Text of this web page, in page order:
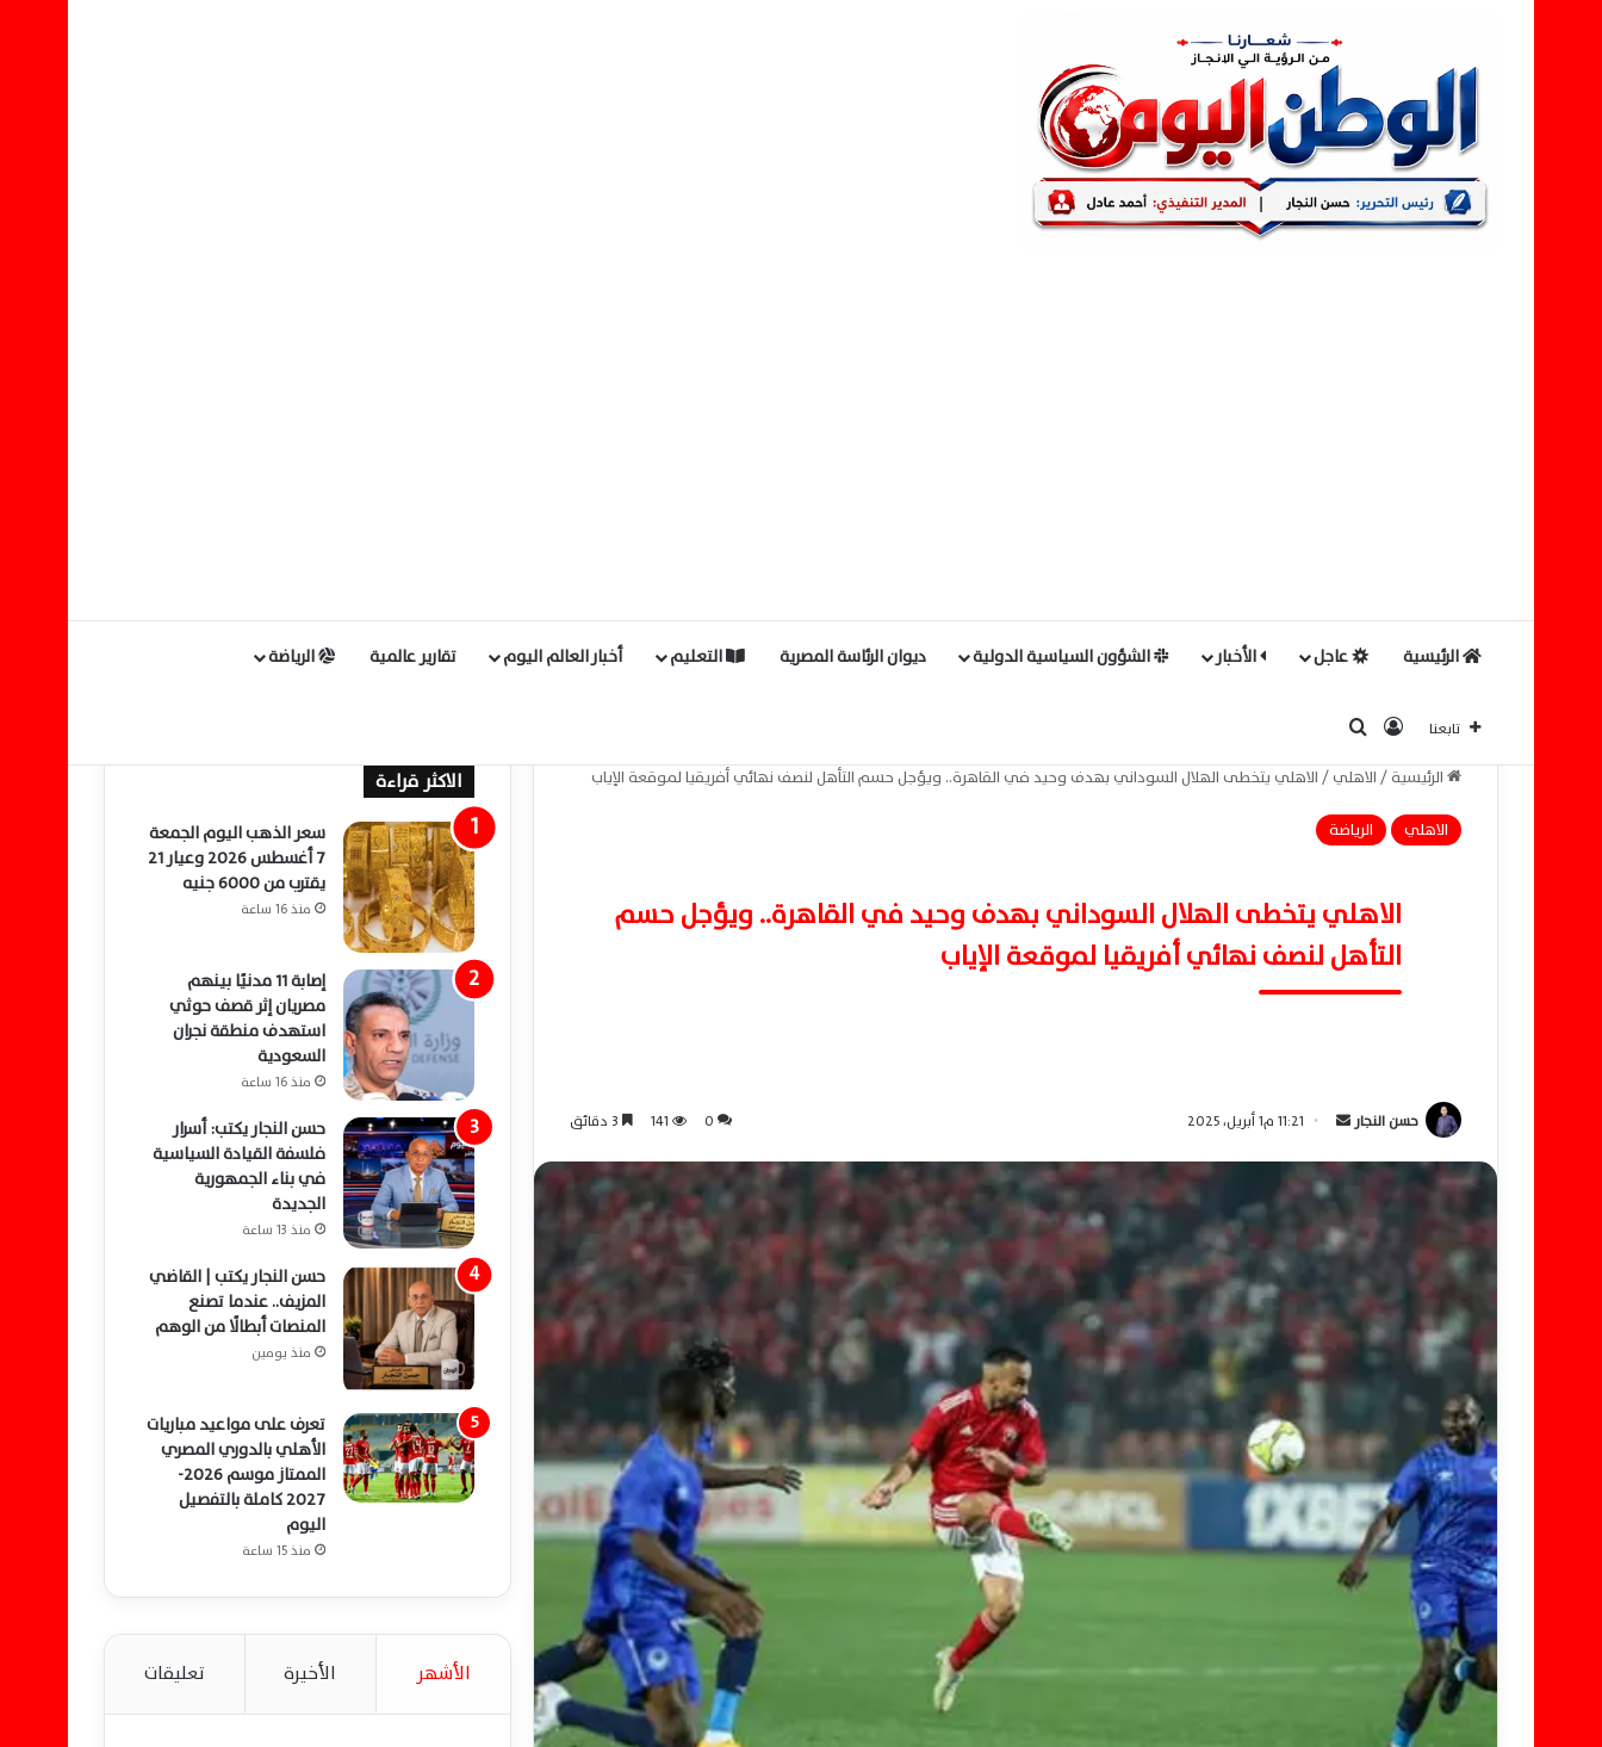
الرئيسية عاجل الأخبار الشؤون السياسية الدولية ديوان الرئاسة المصرية التعليم أخبار العالم اليوم تقارير عالمية الرياضة
تابعنا تسجيل الدخول
الرئيسية/الاهلي/الاهلي يتخطى الهلال السوداني بهدف وحيد في القاهرة.. ويؤجل حسم التأهل لنصف نهائي أفريقيا لموقعة الإياب
الاهلي
الرياضة
الاهلي يتخطى الهلال السوداني بهدف وحيد في القاهرة.. ويؤجل حسم
التأهل لنصف نهائي أفريقيا لموقعة الإياب
حسن النجار
س
ل
ب
د
ا
ك
ر
و
ن
11:21 م1 أبريل، 2025 0
141
الاكثر قراءة
سعر الذهب اليوم الجمعة
7 أغسطس 2026 وعيار 21
يقترب من 6000 جنيه
منذ 16 ساعة
إصابة 11 مدنيًا بينهم
مصريان إثر قصف حوثي
استهدف منطقة نجران
السعودية
منذ 16 ساعة
حسن النجار يكتب: أسرار
فلسفة القيادة السياسية
في بناء الجمهورية
الجديدة
منذ 13 ساعة
حسن النجار يكتب | القاضي
المزيف.. عندما تصنع
المنصات أبطالًا من الوهم
منذ يومين
تعرف على مواعيد مباريات
الأهلي بالدوري المصري
الممتاز موسم 2026-
2027 كاملة بالتفصيل
اليوم
منذ 15 ساعة
الأشهر الأخيرة تعليقات